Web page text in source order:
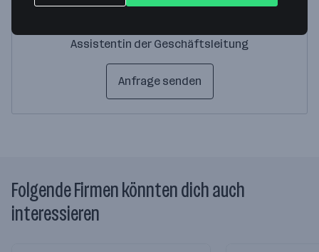
Assistentin der Geschäftsleitung
Anfrage senden
Folgende Firmen könnten dich auch
interessieren